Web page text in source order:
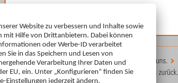
Sie haben Probleme mit dem Login? Schreiben Sie uns.
Sie haben IhrPasswort vergessen? Setzen Sie es zurück.